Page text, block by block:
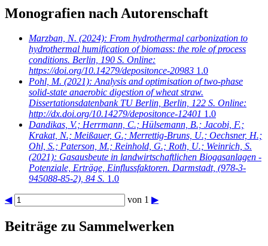
Monografien nach Autorenschaft
Marzban, N. (2024): From hydrothermal carbonization to
hydrothermal humification of biomass: the role of process
conditions. Berlin, 190 S. Online:
https://doi.org/10.14279/depositonce-20983 1.0
Pohl, M. (2021): Analysis and optimisation of two-phase
solid-state anaerobic digestion of wheat straw.
Dissertationsdatenbank TU Berlin, Berlin, 122 S. Online:
http://dx.doi.org/10.14279/depositonce-12401 1.0
Dandikas, V.; Herrmann, C.; Hülsemann, B.; Jacobi, F.;
Krakat, N.; Meißauer, G.; Merrettig-Bruns, U.; Oechsner, H.;
Ohl, S.; Paterson, M.; Reinhold, G.; Roth, U.; Weinrich, S.
(2021): Gasausbeute in landwirtschaftlichen Biogasanlagen -
Potenziale, Erträge, Einflussfaktoren. Darmstadt, (978-3-
945088-85-2), 84 S. 1.0
◀ von 1 ▶
Beiträge zu Sammelwerken